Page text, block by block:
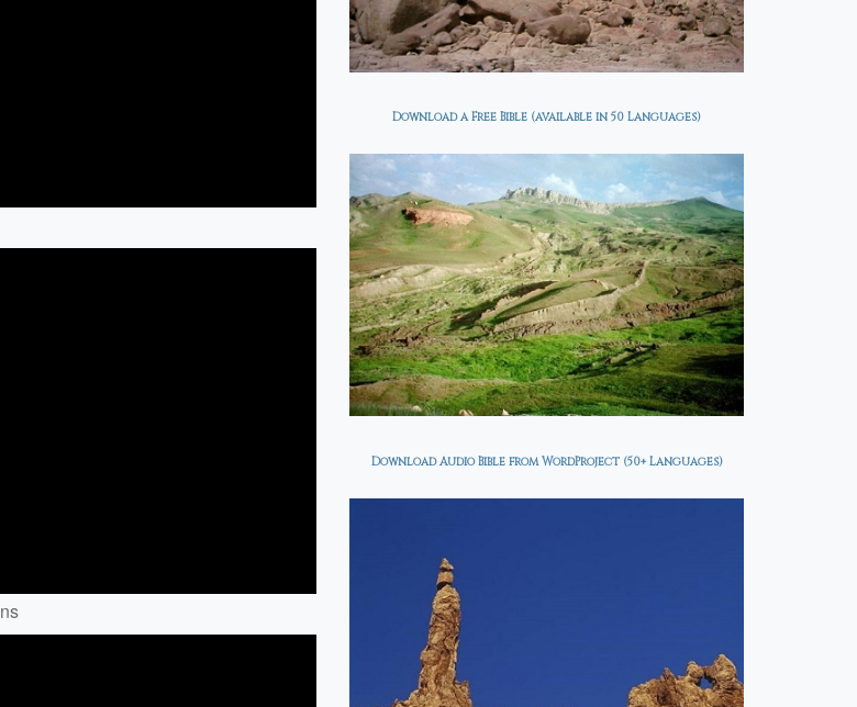
Download a Free Bible (available in 50 Languages)
Download Audio Bible from WordProject (50+ Languages)